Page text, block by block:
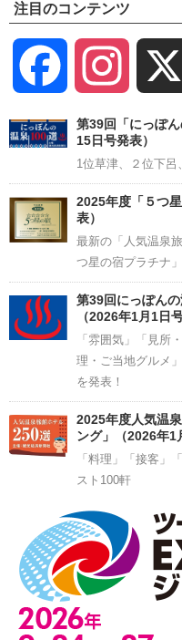
注目のコンテンツ
Facebook
第39回「にっぽ
15日号発表）
1位草津、２位下呂
2025年度「５つ
表）
最新の「人気温泉
つ星の宿プラチナ
第39回にっぽん
（2026年1月1日
「雰囲気」「見所
理・ご当地グルメ
を発表！
2025年度人気温
ング」（2026年1
「料理」「接客」
スト100軒